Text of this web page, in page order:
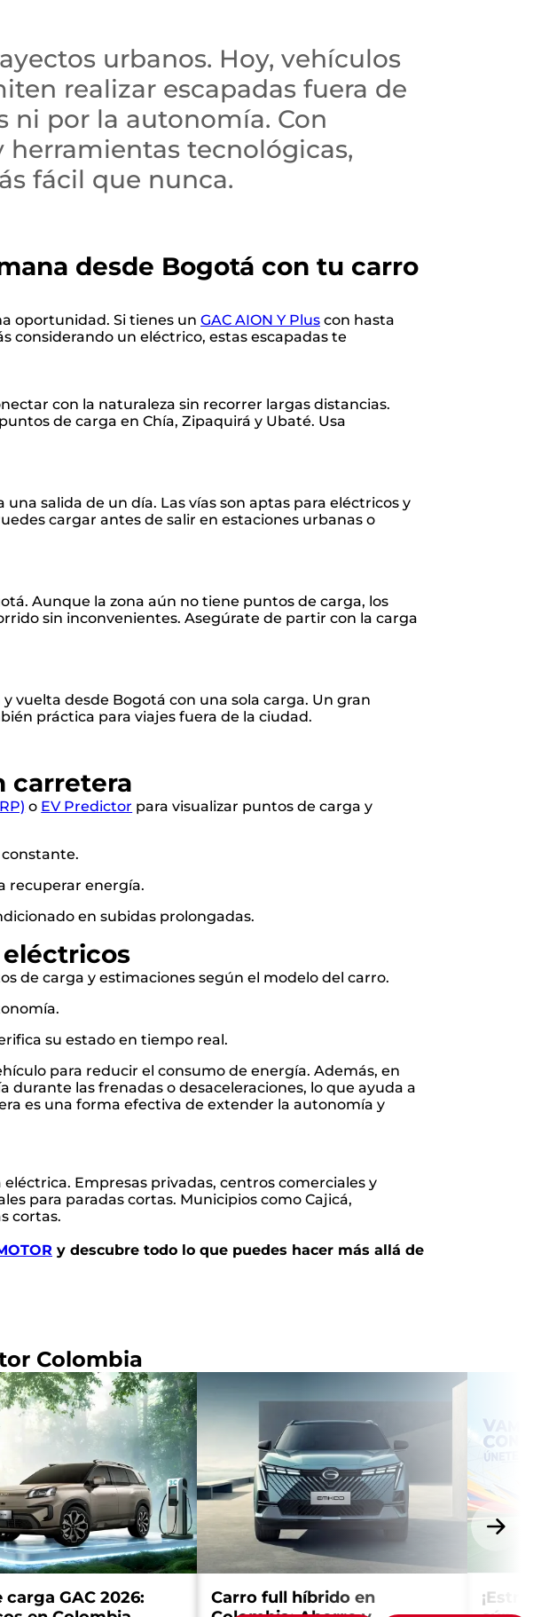
urbanos. Hoy, vehículos
realizar escapadas fuera de
ni por la autonomía. Con
tecnológicas,
fácil que nunca.
desde Bogotá con tu carro
oportunidad. Si tienes un GAC AION Y Plus con hasta
considerando un eléctrico, estas escapadas te
con la naturaleza sin recorrer largas distancias.
de carga en Chía, Zipaquirá y Ubaté. Usa
salida de un día. Las vías son aptas para eléctricos y
cargar antes de salir en estaciones urbanas o
Aunque la zona aún no tiene puntos de carga, los
sin inconvenientes. Asegúrate de partir con la carga
vuelta desde Bogotá con una sola carga. Un gran
práctica para viajes fuera de la ciudad.
carretera
o EV Predictor para visualizar puntos de carga y
recuperar energía.
en subidas prolongadas.
de carga y estimaciones según el modelo del carro.
su estado en tiempo real.
para reducir el consumo de energía. Además, en
las frenadas o desaceleraciones, lo que ayuda a
es una forma efectiva de extender la autonomía y
Empresas privadas, centros comerciales y
para paradas cortas. Municipios como Cajicá,
cortas.
y descubre todo lo que puedes hacer más allá de
Colombia
carga GAC 2026:
Carro full híbrido en